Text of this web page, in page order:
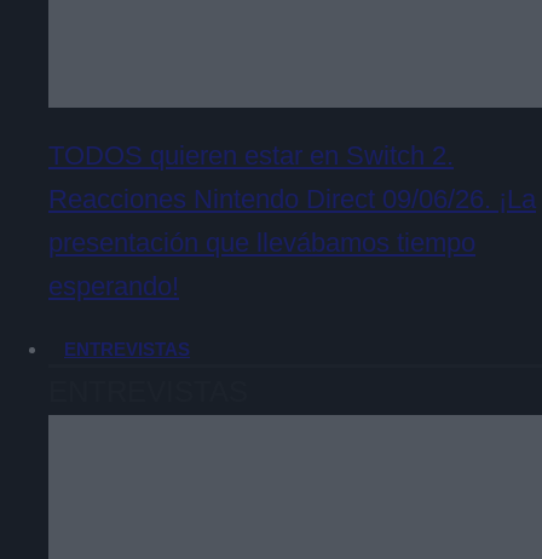
TODOS quieren estar en Switch 2.
Reacciones Nintendo Direct 09/06/26. ¡La
presentación que llevábamos tiempo
esperando!
ENTREVISTAS